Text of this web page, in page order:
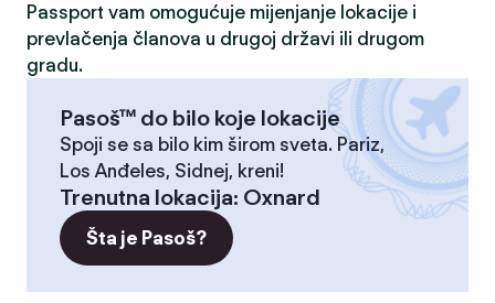
Passport vam omogućuje mijenjanje lokacije i
prevlačenja članova u drugoj državi ili drugom
gradu.
Pasoš™ do bilo koje lokacije
Spoji se sa bilo kim širom sveta. Pariz,
Los Anđeles, Sidnej, kreni!
Trenutna lokacija: Oxnard
Šta je Pasoš?